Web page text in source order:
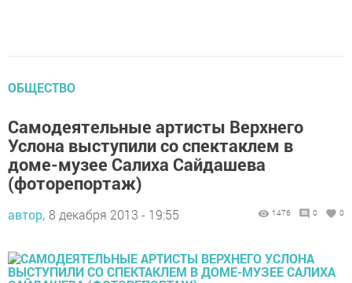
ОБЩЕСТВО
Самодеятельные артисты Верхнего
Услона выступили со спектаклем в
доме-музее Салиха Сайдашева
(фоторепортаж)
автор, 8 декабря 2013 - 19:55 1476 0 0